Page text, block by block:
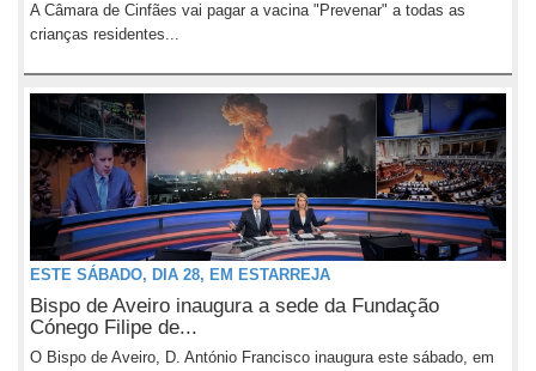
A Câmara de Cinfães vai pagar a vacina "Prevenar" a todas as
crianças residentes...
ESTE SÁBADO, DIA 28, EM ESTARREJA
Bispo de Aveiro inaugura a sede da Fundação
Cónego Filipe de...
O Bispo de Aveiro, D. António Francisco inaugura este sábado, em